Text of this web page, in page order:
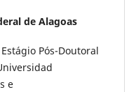
de Alagoas
Pós-Doutoral
e